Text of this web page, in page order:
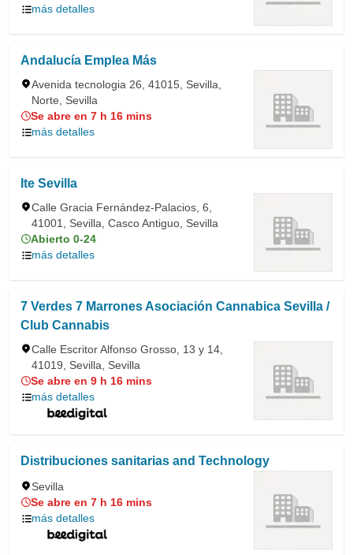
más detalles
Andalucía Emplea Más
Avenida tecnologia 26, 41015, Sevilla,
Norte, Sevilla
Se abre en 7 h 16 mins
más detalles
Ite Sevilla
Calle Gracia Fernández-Palacios, 6,
41001, Sevilla, Casco Antiguo, Sevilla
Abierto 0-24
más detalles
7 Verdes 7 Marrones Asociación Cannabica Sevilla /
Club Cannabis
Calle Escritor Alfonso Grosso, 13 y 14,
41019, Sevilla, Sevilla
Se abre en 9 h 16 mins
más detalles
Distribuciones sanitarias and Technology
Sevilla
Se abre en 7 h 16 mins
más detalles